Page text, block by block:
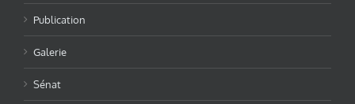
Publication
Galerie
Sénat